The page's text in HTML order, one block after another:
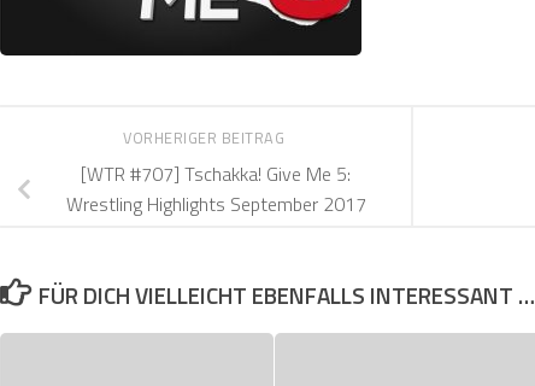
VORHERIGER BEITRAG
[WTR #707] Tschakka! Give Me 5:
Wrestling Highlights September 2017
FÜR DICH VIELLEICHT EBENFALLS INTERESSANT …